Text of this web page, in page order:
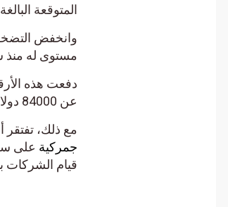
المتوقعة البالغة 2.9%.
مستوى له منذ
دفعت هذه
عن 84000 دولار، وارتفعت القيمة السوقية لجميع العملات بأكثر من 2% إلى 2.70 تريليون دولار.
مع ذلك، تفتقر
جمركيةعلى سلع
قيام الشركات